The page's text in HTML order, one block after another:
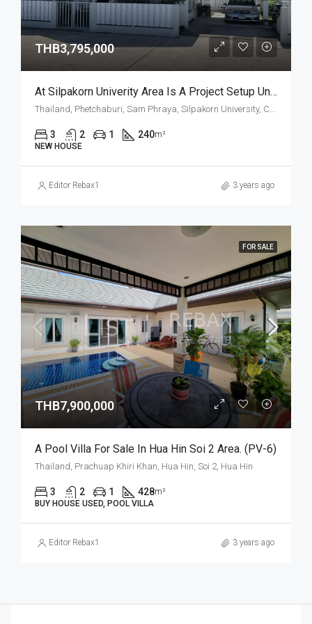
THB3,795,000
At Silpakorn Univerity Area Is A Project Setup Under The Name Leo Resort (www.leo-Resort.com). (P-2)
Thailand, Phetchaburi, Sam Phraya, Silpakorn University, Cha Am
3 2 1 240m²
NEW HOUSE
Editor Rebax1 3 years ago
FOR SALE
THB7,900,000
A Pool Villa For Sale In Hua Hin Soi 2 Area. (PV-6)
Thailand, Prachuap Khiri Khan, Hua Hin, Soi 2, Hua Hin
3 2 1 428m²
BUY HOUSE USED, POOL VILLA
Editor Rebax1 3 years ago